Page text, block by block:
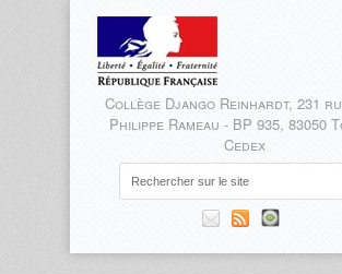
Collège Django Reinhardt, 231
Philippe Rameau - BP 935, 83050
Cedex